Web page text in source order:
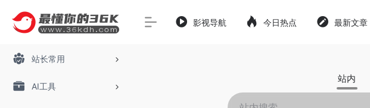
站长常用
AI工具
影视导航 今日热点 最新文章
站内